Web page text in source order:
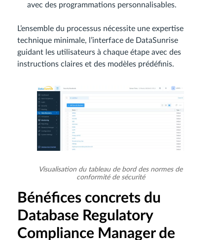
avec des programmations personnalisables.
L’ensemble du processus nécessite une expertise
technique minimale, l’interface de DataSunrise
guidant les utilisateurs à chaque étape avec des
instructions claires et des modèles prédéfinis.
Visualisation du tableau de bord des normes de
conformité de sécurité
Bénéfices concrets du
Database Regulatory
Compliance Manager de